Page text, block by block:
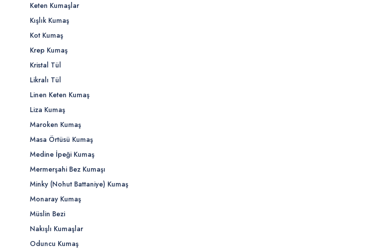
Keten Kumaşlar
Kışlık Kumaş
Kot Kumaş
Krep Kumaş
Kristal Tül
Likralı Tül
Linen Keten Kumaş
Liza Kumaş
Maroken Kumaş
Masa Örtüsü Kumaş
Medine İpeği Kumaş
Mermerşahi Bez Kumaşı
Minky (Nohut Battaniye) Kumaş
Monaray Kumaş
Müslin Bezi
Nakışlı Kumaşlar
Oduncu Kumaş